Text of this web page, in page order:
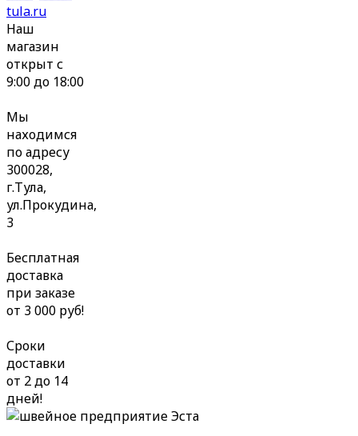
tula.ru
Наш
магазин
открыт с
9:00 до 18:00
Мы
находимся
по адресу
300028,
г.Тула,
ул.Прокудина,
3
Бесплатная
доставка
при заказе
от 3 000 руб!
Сроки
доставки
от 2 до 14
дней!